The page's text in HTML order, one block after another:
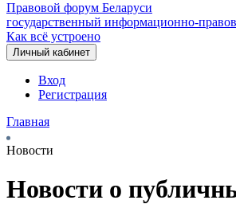
Правовой форум Беларуси
государственный информационно-
Как всё устроено
Личный кабинет
Вход
Регистрация
Главная
Новости
Новости о